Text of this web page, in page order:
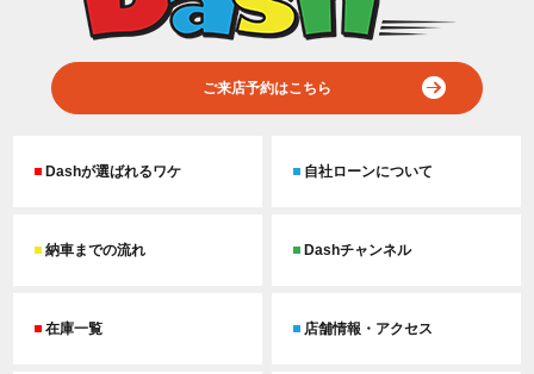
ご来店予約はこちら
Dashが選ばれるワケ 自社ローンについて
納車までの流れ Dashチャンネル
在庫一覧 店舗情報・アクセス